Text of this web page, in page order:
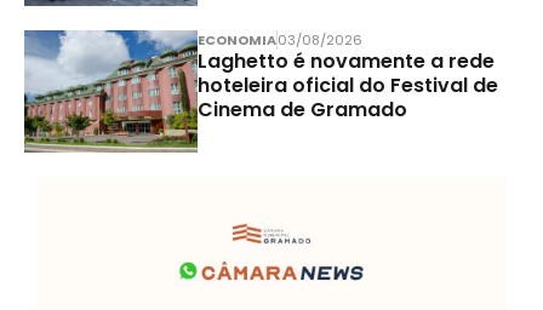
ECONOMIA03/08/2026
Laghetto é novamente a rede
hoteleira oficial do Festival de
Cinema de Gramado